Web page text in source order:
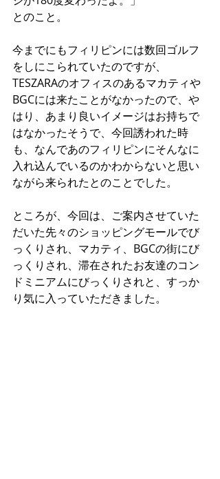
とのこと。
今までにもフィリピンには数回ゴルフ
をしにこられていたのですが、
TESZARAのオフィスのあるマカティや
BGCには来たことがなかったので、や
はり、あまり良いイメージはお持ちで
はなかったそうで、今回誘われた時
も、なんであのフィリピンにそんなに
入れ込んでいるのかわからないと思い
ながら来られたとのことでした。
ところが、今回は、ご案内させていた
だいた先々のショッピングモールでび
っくりされ、マカティ、BGCの街にび
っくりされ、滞在されたお友達のコン
ドミニアムにびっくりされと、すっか
り気に入っていただきました。